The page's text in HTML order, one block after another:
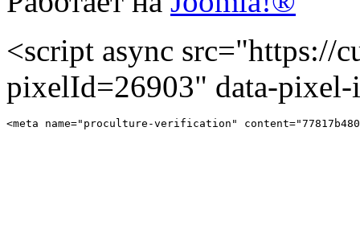
<script async src="https://
pixelId=26903" data-
<meta name="proculture-verification"